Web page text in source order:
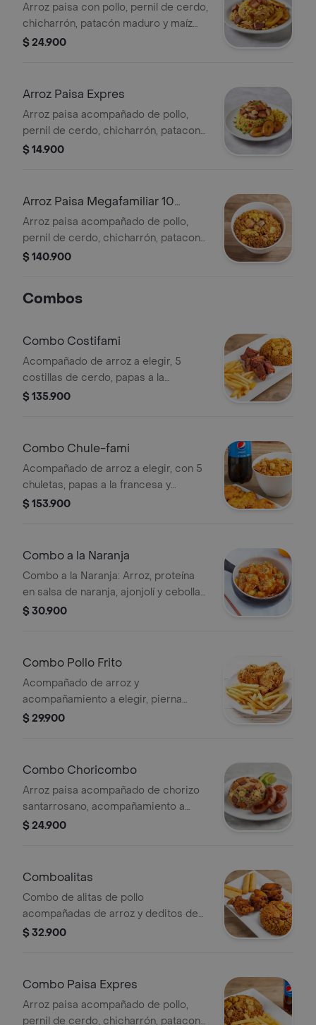
Arroz paisa con pollo, pernil de cerdo,
chicharrón, patacón maduro y maíz
tierno.
$ 24.900
Arroz Paisa Expres
Arroz paisa acompañado de pollo,
pernil de cerdo, chicharrón, patacon
maduro y maicitos.
$ 14.900
Arroz Paisa Megafamiliar 10
Personas
Arroz paisa acompañado de pollo,
pernil de cerdo, chicharrón, patacon
maduro y maicitos.
$ 140.900
Combos
Combo Costifami
Acompañado de arroz a elegir, 5
costillas de cerdo, papas a la
francesa y gaseosa familiar 2 L a
$ 135.900
Combo Chule-fami
Acompañado de arroz a elegir, con 5
chuletas, papas a la francesa y
gaseosa familiar 2 L a disponibilidad.
$ 153.900
Combo a la Naranja
Combo a la Naranja: Arroz, proteína
en salsa de naranja, ajonjolí y cebolla
verde. Acompañamiento a elegir.
$ 30.900
Combo Pollo Frito
Acompañado de arroz y
acompañamiento a elegir, pierna
pernil de pollo.
$ 29.900
Combo Choricombo
Arroz paisa acompañado de chorizo
santarrosano, acompañamiento a
elegir. Presentación personal
$ 24.900
Comboalitas
Combo de alitas de pollo
acompañadas de arroz y deditos de
queso.
$ 32.900
Combo Paisa Expres
Arroz paisa acompañado de pollo,
pernil de cerdo, chicharrón, patacon